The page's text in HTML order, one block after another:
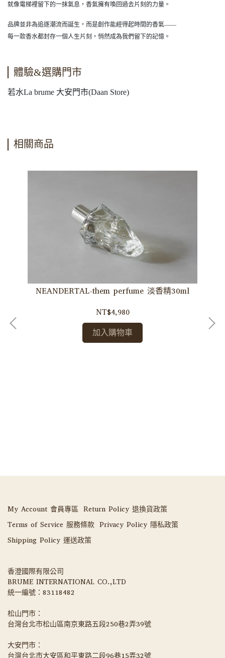
就像電梯裡留下的一抹氣息，香氣擁有喚回過去片刻的力量。
品牌並非為追逐潮流而誕生，而是創作能經得起時間的香氣——
每一款香水都封存一個人生片刻，悄然成為我們留下的記憶。
體驗&選購門市
若水La brume 大安門市(Daan Store)
相關商品
NEANDERTAL-them perfume 淡香精30ml
NT$4,980
加入購物車
My Account 會員專區 Return Policy 退換貨政策
Terms of Service 服務條款 Privacy Policy 隱私政策
Shipping Policy 運送政策
香澄國際有限公司
BRUME INTERNATIONAL CO.,LTD
統一編號：83118482
松山門市：
台灣台北市松山區南京東路五段250巷2弄39號
大安門市：
台灣台北市大安區和平東路二段96巷15弄32號